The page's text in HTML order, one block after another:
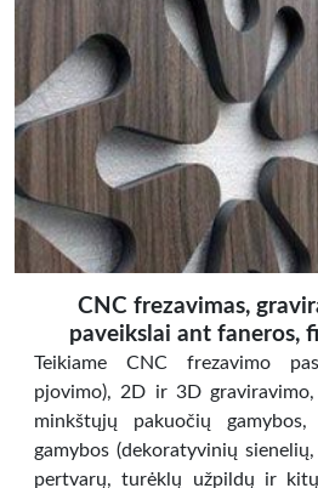
CNC frezavimas,
paveikslai ant faneros,
Teikiame CNC frezavimo
pjovimo), 2D ir 3D
minkštųjų pakuočių
gamybos (dekoratyvinių
pertvarų, turėklų užpildų ir